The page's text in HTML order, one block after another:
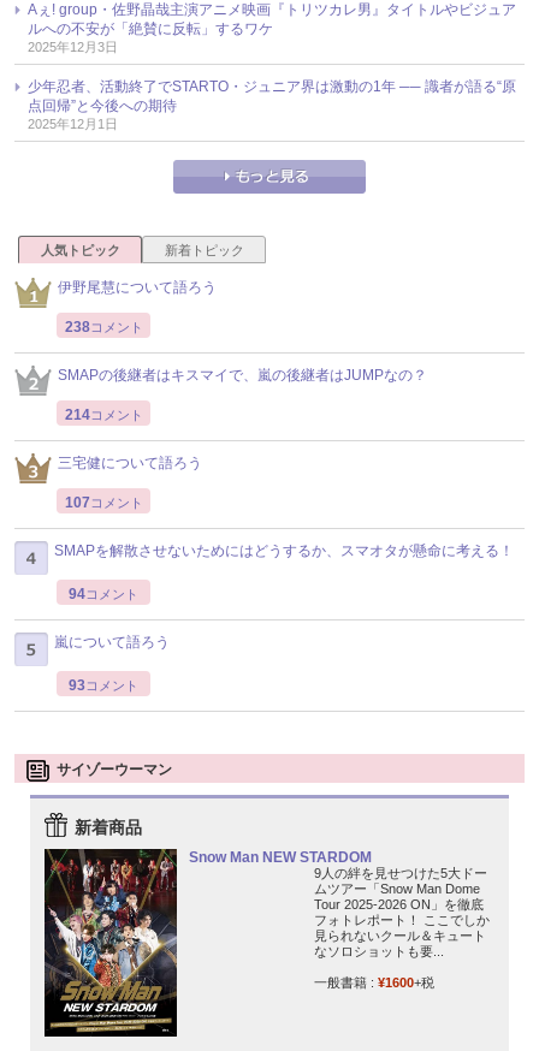
Aぇ! group・佐野晶哉主演アニメ映画『トリツカレ男』タイトルやビジュア
ルへの不安が「絶賛に反転」するワケ
2025年12月3日
少年忍者、活動終了でSTARTO・ジュニア界は激動の1年 ── 識者が語る“原
点回帰”と今後への期待
2025年12月1日
人気トピック 新着トピック
伊野尾慧について語ろう
238コメント
SMAPの後継者はキスマイで、嵐の後継者はJUMPなの？
214コメント
三宅健について語ろう
107コメント
SMAPを解散させないためにはどうするか、スマオタが懸命に考える！
94コメント
嵐について語ろう
93コメント
サイゾーウーマン
新着商品
Snow Man NEW STARDOM
9人の絆を見せつけた5大ドー
ムツアー「Snow Man Dome
Tour 2025-2026 ON」を徹底
フォトレポート！ ここでしか
見られないクール＆キュート
なソロショットも要...
一般書籍 : ¥1600+税